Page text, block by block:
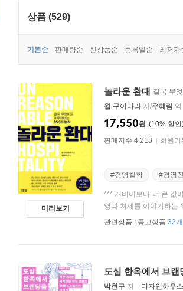
상품 (529)
기본순 판매량순 신상품순 등록일순 최저가
미리보기
놀라운 환대 결국 무
윌 구이다라 저/우혜림 역
10%
17,550원
판매지수 4,218
회원리
#경영철학 #경영
*** 캐비어보다 더 큰 값
영과 처세를 이야기하는
관련상품 : 중고상품 32개
도심 한옥에서 브랜
박현구 저 디자인하우스